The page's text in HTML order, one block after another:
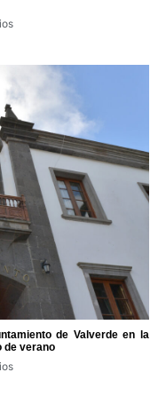
de Valverde en la
de verano